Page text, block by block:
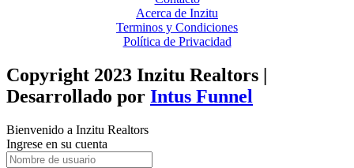
Acerca de Inzitu
Terminos y Condiciones
Política de Privacidad
Copyright 2023 Inzitu Realtors |
Desarrollado por Intus Funnel
Bienvenido a Inzitu Realtors
Ingrese en su cuenta